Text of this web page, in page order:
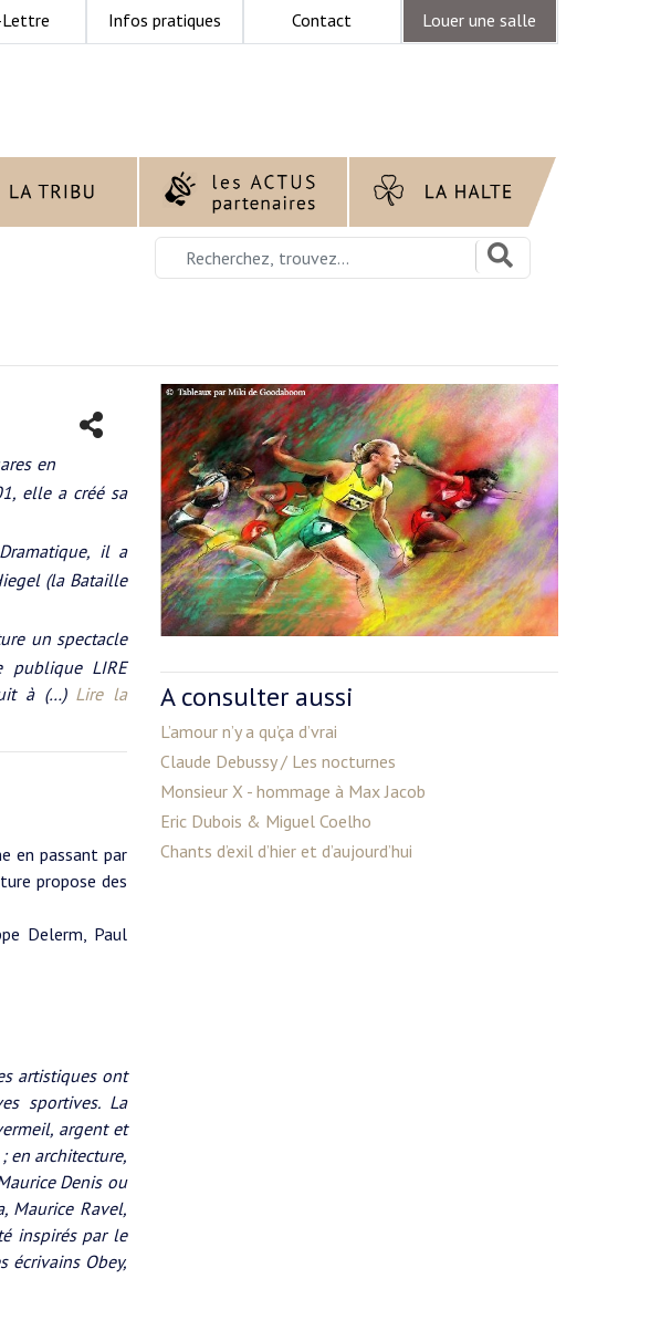
Infos pratiques Contact Louer une salle
en
elle a créé sa
il a
(la Bataille
un spectacle
publique LIRE
à (…) Lire la
en passant par
propose des
Delerm, Paul
artistiques ont
sportives. La
argent et
en architecture,
Denis ou
Maurice Ravel,
inspirés par le
écrivains Obey,
A consulter aussi
L’amour n’y a qu’ça d’vrai
Claude Debussy / Les nocturnes
Monsieur X - hommage à Max Jacob
Eric Dubois & Miguel Coelho
Chants d’exil d’hier et d’aujourd’hui